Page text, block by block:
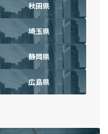
秋田県
埼玉県
静岡県
広島県